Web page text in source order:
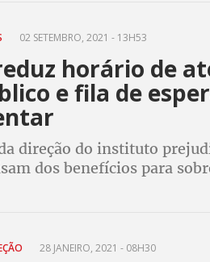
02 SETEMBRO, 2021 - 13H53
horário de
e fila de
direção do instituto
dos benefícios para
28 JANEIRO, 2021 - 08H30